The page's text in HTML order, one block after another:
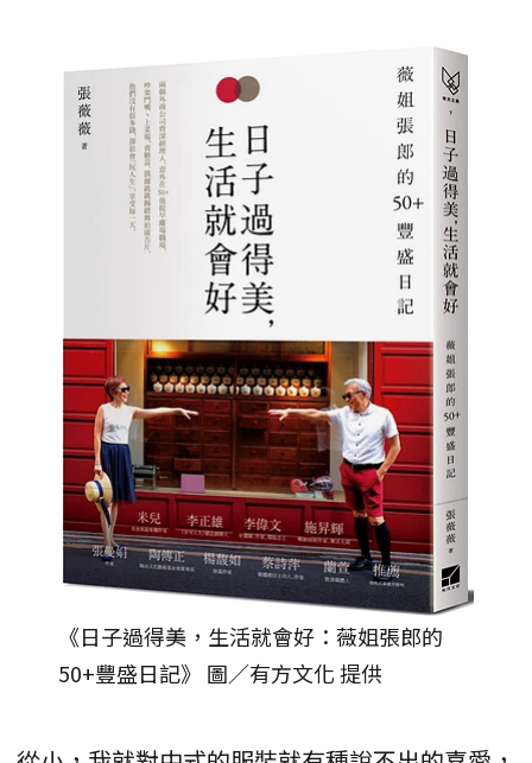
《日子過得美，生活就會好：薇姐張郎的
50+豐盛日記》 圖／有方文化 提供